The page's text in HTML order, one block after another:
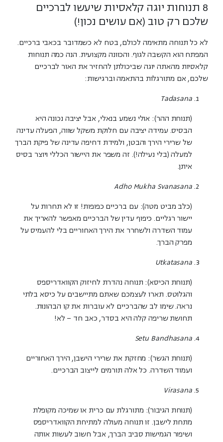
8 תנוחות יוגה קלאסיות שיעשו לברכיים
שלכם רק טוב (אם עושים נכון!)
לא כל תנוחה מתאימה לכולם, בטח לא כשמדובר בכאבי ברכיים.
המפתח הוא הקשבה לגוף. והכוונה מקצועית. הנה כמה תנוחות
קלאסיות מהאתה יוגה שביכולתן להחזיר את האור לברכיים
שלכם, אם מתורגלות בהתאמה וברגישות:
Tadasana
(תנוחת ההר): אולי נשמע בנאלי, אבל יציבה נכונה היא
הבסיס. עמידה יציבה עם חלוקת משקל שווה, הפעלה עדינה
של שרירי הירך והבטן, ולמידת דחיפה עדינה של פיקת הברך
למעלה (בלי נעילה!). זה משפר את היישור הכללי ויוצר בסיס
איתן.
Adho Mukha Svanasana
(כלב מביט מטה): עם ברכיים כפופות! זו לא תחרות על
יישור רגליים. כיפוף עדין של הברכיים מאפשר להאריך את
עמוד השדרה ולשחרר את הירך האחוריים בלי להעמיס על
מפרק הברך.
Utkatasana
(תנוחת הכיסא): תנוחה נהדרת לחיזוק הקוואדריספס
והגלוטס. תארו לעצמכם שאתם מתיישבים על כיסא בלתי
נראה. שימו לב שהברכיים לא עוברות את קו הבהונות.
תחושת שריפה קלה היא בסדר, כאב חד – לא!
Setu Bandhasana
(תנוחת הגשר): מחזקת את שרירי הישבן, הירך האחוריים
ועמוד השדרה. כל אלה תורמים לייצוב הברכיים.
Virasana
(תנוחת הגיבור): מתורגלת עם כרית או שמיכה מקופלת
מתחת לישבן. זו תנוחה מעולה למתיחת הקוואדריספס
ושיפור הגמישות סביב הברך, אבל חשוב לעשות אותה